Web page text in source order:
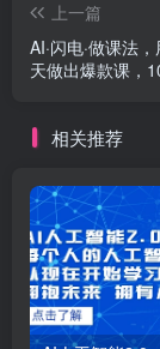
上一篇
AI·闪电·做课法
天做出爆款课，
相关推荐